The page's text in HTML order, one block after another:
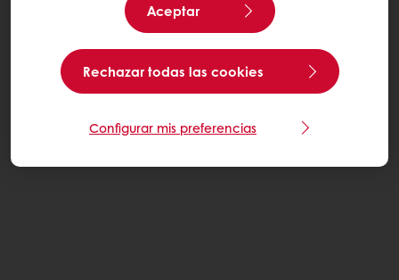
Aceptar
Rechazar todas las cookies
Configurar mis preferencias